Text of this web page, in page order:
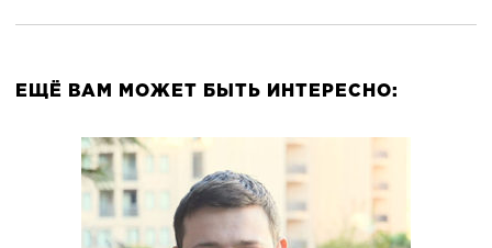
ЕЩЁ ВАМ МОЖЕТ БЫТЬ ИНТЕРЕСНО: